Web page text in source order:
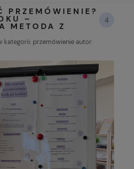
PRZEMÓWIENIE?
–
METODA Z
4
kategorii: przemówienie autor: